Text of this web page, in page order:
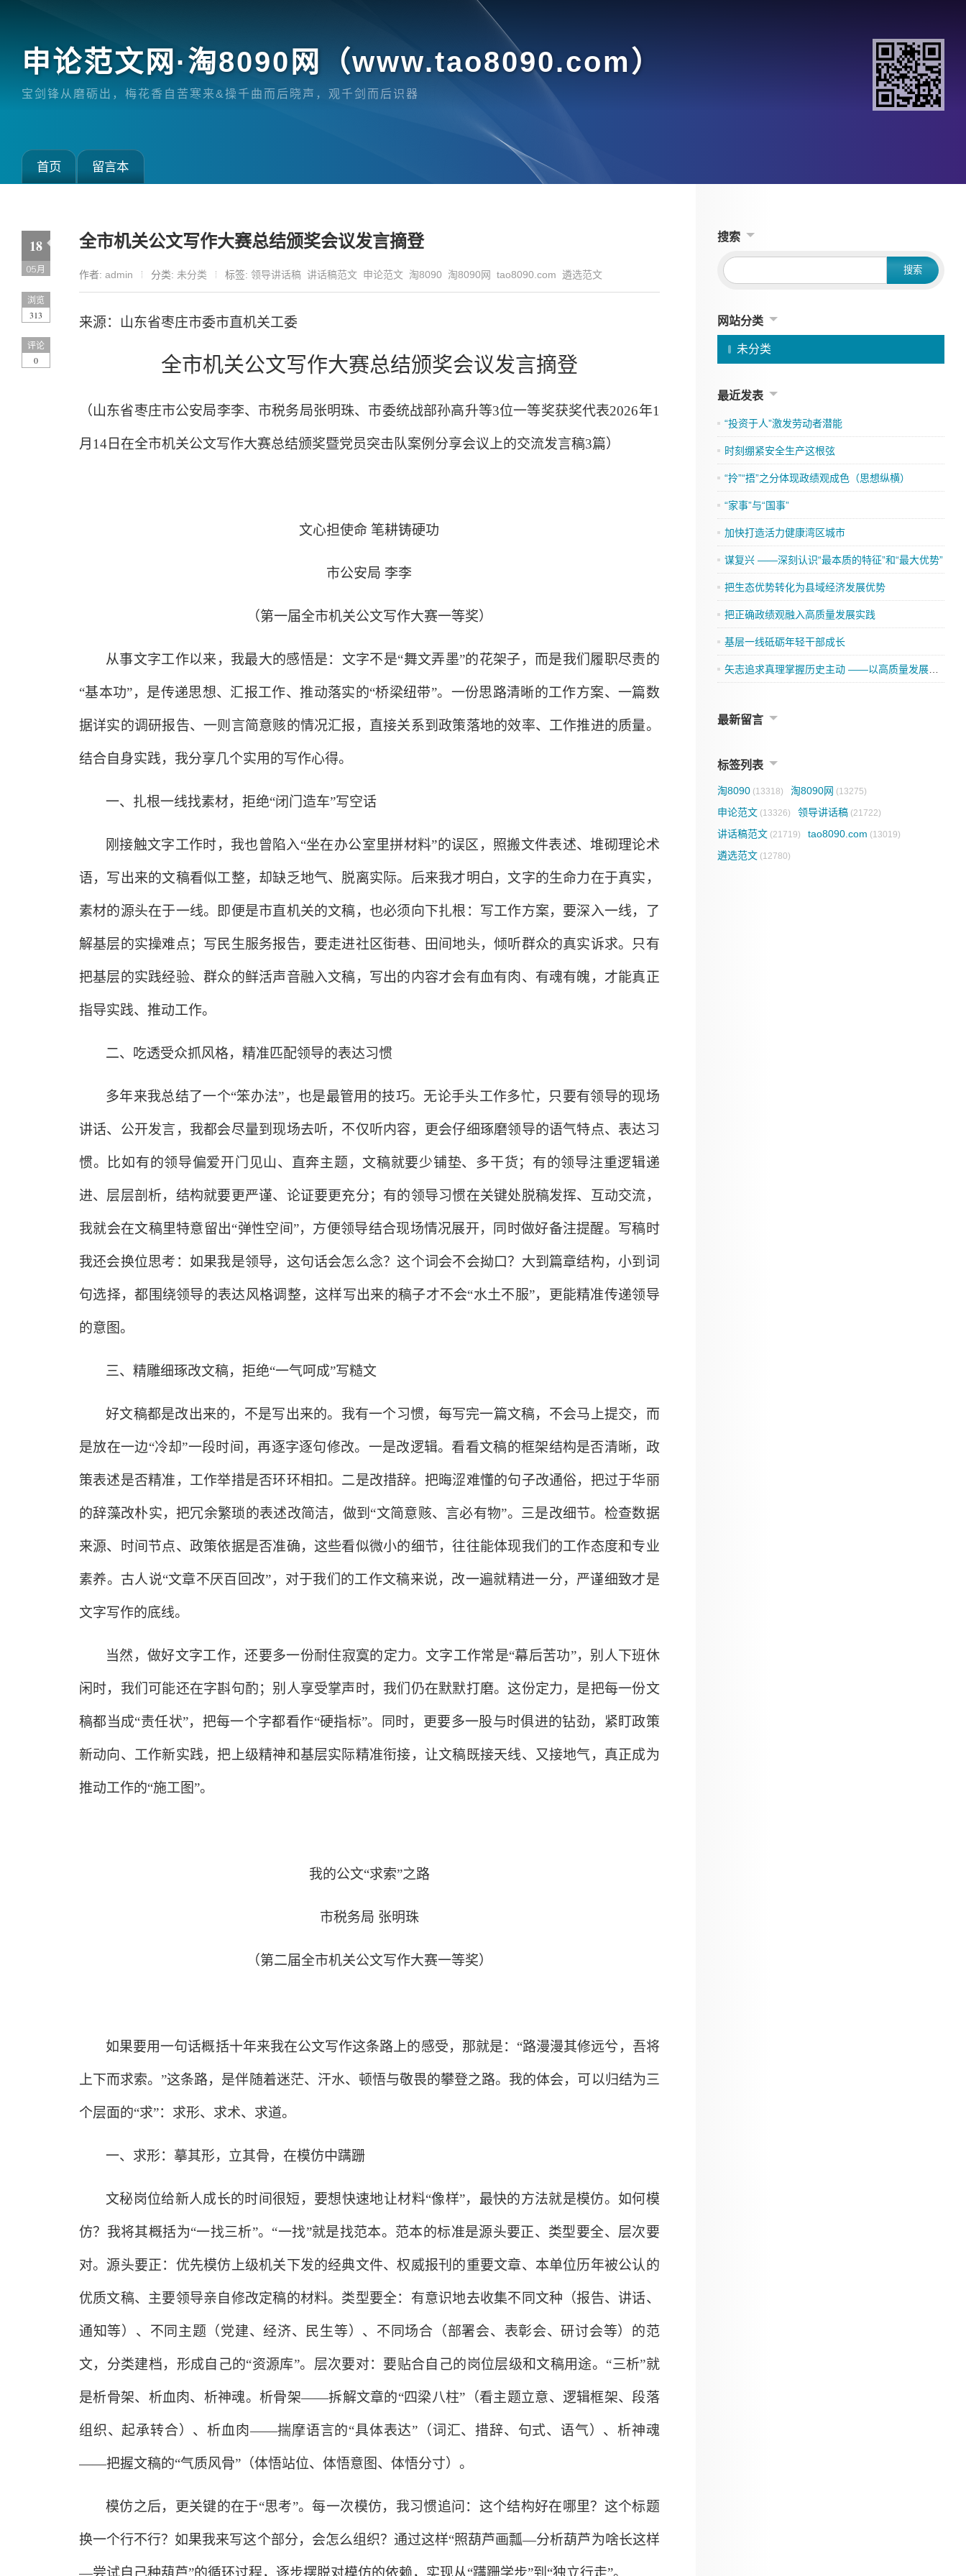
申论范文网·淘8090网（www.tao8090.com）
宝剑锋从磨砺出，梅花香自苦寒来&操千曲而后晓声，观千剑而后识器
首页 留言本
全市机关公文写作大赛总结颁奖会议发言摘登
作者: admin 分类: 未分类 标签: 领导讲话稿 讲话稿范文 申论范文 淘8090 淘8090网 tao8090.com 遴选范文
来源：山东省枣庄市委市直机关工委
全市机关公文写作大赛总结颁奖会议发言摘登
（山东省枣庄市公安局李李、市税务局张明珠、市委统战部孙高升等3位一等奖获奖代表2026年1
月14日在全市机关公文写作大赛总结颁奖暨党员突击队案例分享会议上的交流发言稿3篇）
文心担使命 笔耕铸硬功
市公安局 李李
（第一届全市机关公文写作大赛一等奖）
从事文字工作以来，我最大的感悟是：文字不是“舞文弄墨”的花架子，而是我们履职尽责的
“基本功”，是传递思想、汇报工作、推动落实的“桥梁纽带”。一份思路清晰的工作方案、一篇数
据详实的调研报告、一则言简意赅的情况汇报，直接关系到政策落地的效率、工作推进的质量。
结合自身实践，我分享几个实用的写作心得。
一、扎根一线找素材，拒绝“闭门造车”写空话
刚接触文字工作时，我也曾陷入“坐在办公室里拼材料”的误区，照搬文件表述、堆砌理论术
语，写出来的文稿看似工整，却缺乏地气、脱离实际。后来我才明白，文字的生命力在于真实，
素材的源头在于一线。即便是市直机关的文稿，也必须向下扎根：写工作方案，要深入一线，了
解基层的实操难点；写民生服务报告，要走进社区街巷、田间地头，倾听群众的真实诉求。只有
把基层的实践经验、群众的鲜活声音融入文稿，写出的内容才会有血有肉、有魂有魄，才能真正
指导实践、推动工作。
二、吃透受众抓风格，精准匹配领导的表达习惯
多年来我总结了一个“笨办法”，也是最管用的技巧。无论手头工作多忙，只要有领导的现场
讲话、公开发言，我都会尽量到现场去听，不仅听内容，更会仔细琢磨领导的语气特点、表达习
惯。比如有的领导偏爱开门见山、直奔主题，文稿就要少铺垫、多干货；有的领导注重逻辑递
进、层层剖析，结构就要更严谨、论证要更充分；有的领导习惯在关键处脱稿发挥、互动交流，
我就会在文稿里特意留出“弹性空间”，方便领导结合现场情况展开，同时做好备注提醒。写稿时
我还会换位思考：如果我是领导，这句话会怎么念？这个词会不会拗口？大到篇章结构，小到词
句选择，都围绕领导的表达风格调整，这样写出来的稿子才不会“水土不服”，更能精准传递领导
的意图。
三、精雕细琢改文稿，拒绝“一气呵成”写糙文
好文稿都是改出来的，不是写出来的。我有一个习惯，每写完一篇文稿，不会马上提交，而
是放在一边“冷却”一段时间，再逐字逐句修改。一是改逻辑。看看文稿的框架结构是否清晰，政
策表述是否精准，工作举措是否环环相扣。二是改措辞。把晦涩难懂的句子改通俗，把过于华丽
的辞藻改朴实，把冗余繁琐的表述改简洁，做到“文简意赅、言必有物”。三是改细节。检查数据
来源、时间节点、政策依据是否准确，这些看似微小的细节，往往能体现我们的工作态度和专业
素养。古人说“文章不厌百回改”，对于我们的工作文稿来说，改一遍就精进一分，严谨细致才是
文字写作的底线。
当然，做好文字工作，还要多一份耐住寂寞的定力。文字工作常是“幕后苦功”，别人下班休
闲时，我们可能还在字斟句酌；别人享受掌声时，我们仍在默默打磨。这份定力，是把每一份文
稿都当成“责任状”，把每一个字都看作“硬指标”。同时，更要多一股与时俱进的钻劲，紧盯政策
新动向、工作新实践，把上级精神和基层实际精准衔接，让文稿既接天线、又接地气，真正成为
推动工作的“施工图”。
我的公文“求索”之路
市税务局 张明珠
（第二届全市机关公文写作大赛一等奖）
如果要用一句话概括十年来我在公文写作这条路上的感受，那就是： “路漫漫其修远兮，吾将
上下而求索。”这条路，是伴随着迷茫、汗水、顿悟与敬畏的攀登之路。我的体会，可以归结为三
个层面的“求”：求形、求术、求道。
一、求形：摹其形，立其骨，在模仿中蹒跚
文秘岗位给新人成长的时间很短，要想快速地让材料“像样”，最快的方法就是模仿。如何模
仿？我将其概括为“一找三析”。“一找”就是找范本。范本的标准是源头要正、类型要全、层次要
对。源头要正：优先模仿上级机关下发的经典文件、权威报刊的重要文章、本单位历年被公认的
优质文稿、主要领导亲自修改定稿的材料。类型要全：有意识地去收集不同文种（报告、讲话、
通知等）、不同主题（党建、经济、民生等）、不同场合（部署会、表彰会、研讨会等）的范
文，分类建档，形成自己的“资源库”。层次要对：要贴合自己的岗位层级和文稿用途。“三析”就
是析骨架、析血肉、析神魂。析骨架——拆解文章的“四梁八柱”（看主题立意、逻辑框架、段落
组织、起承转合）、析血肉——揣摩语言的“具体表达”（词汇、措辞、句式、语气）、析神魂
——把握文稿的“气质风骨”（体悟站位、体悟意图、体悟分寸）。
模仿之后，更关键的在于“思考”。每一次模仿，我习惯追问：这个结构好在哪里？这个标题
换一个行不行？如果我来写这个部分，会怎么组织？通过这样“照葫芦画瓢—分析葫芦为啥长这样
—尝试自己种葫芦”的循环过程，逐步摆脱对模仿的依赖，实现从“蹒跚学步”到“独立行走”。
18
05月
浏览
313
评论
0
搜索
网站分类
未分类
最近发表
“投资于人”激发劳动者潜能
时刻绷紧安全生产这根弦
“拎”“捂”之分体现政绩观成色（思想纵横）
“家事”与“国事”
加快打造活力健康湾区城市
谋复兴 ——深刻认识“最本质的特征”和“最大优势”
把生态优势转化为县域经济发展优势
把正确政绩观融入高质量发展实践
基层一线砥砺年轻干部成长
矢志追求真理掌握历史主动 ——以高质量发展全面推进中国式现代化的实践思考
最新留言
标签列表
淘8090(13318) 淘8090网 (13275)
申论范文(13326) 领导讲话稿(21722)
讲话稿范文(21719) tao8090.com (13019)
遴选范文(12780)